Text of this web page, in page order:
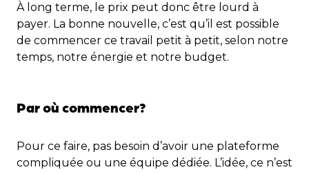
À long terme, le prix peut donc être lourd à
payer. La bonne nouvelle, c’est qu’il est possible
de commencer ce travail petit à petit, selon notre
temps, notre énergie et notre budget.
Par où commencer?
Pour ce faire, pas besoin d’avoir une plateforme
compliquée ou une équipe dédiée. L’idée, ce n’est